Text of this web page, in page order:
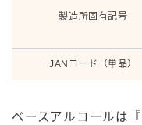
製造所固有記号
JANコード（単品）
ベースアルコールは『